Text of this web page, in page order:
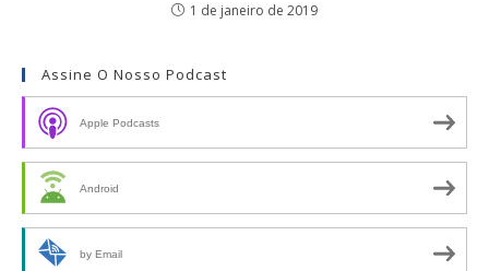
1 de janeiro de 2019
Assine O Nosso Podcast
Apple Podcasts
Android
by Email